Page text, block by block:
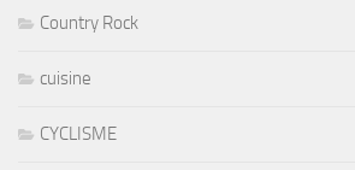
Country Rock
cuisine
CYCLISME